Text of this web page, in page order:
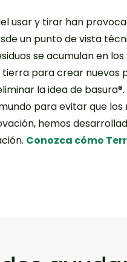
usar y tirar han
un punto de vista
se acumulan en
para crear nuevos
la idea de
para evitar que
hemos
Conozca cómo